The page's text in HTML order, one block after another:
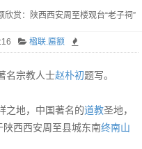
欣赏：陕西西安周至楼观台“老子祠”
楹联.匾额
名宗教人士赵朴初题写。
之地，中国著名的道教圣地，
陕西西安周至县城东南终南山